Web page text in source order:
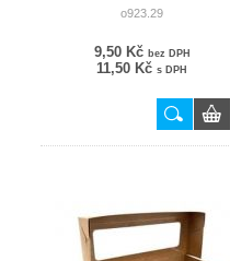
o923.29
9,50 Kč bez DPH
11,50 Kč s DPH